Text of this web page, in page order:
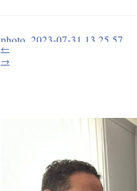
photo_2023-07-31 13.25.57
4 Серпня 2023 11:40
←
→